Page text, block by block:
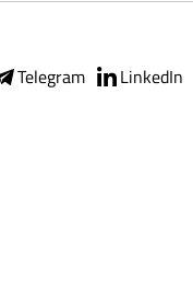
Telegram LinkedIn